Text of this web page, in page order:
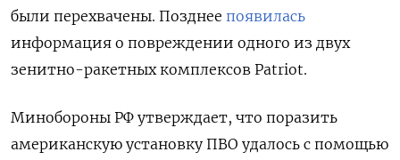
были перехвачены. Позднее появилась
информация о повреждении одного из двух
зенитно-ракетных комплексов Patriot.
Минобороны РФ утверждает, что поразить
американскую установку ПВО удалось с помощью